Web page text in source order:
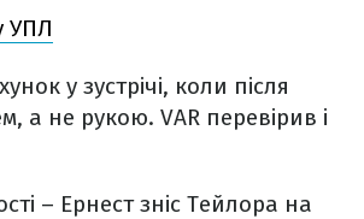
УПЛ
у зустрічі, коли після
а не рукою. VAR перевірив і
– Ернест зніс Тейлора на